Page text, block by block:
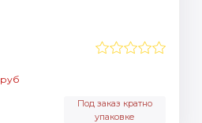
руб
Под заказ кратно
упаковке